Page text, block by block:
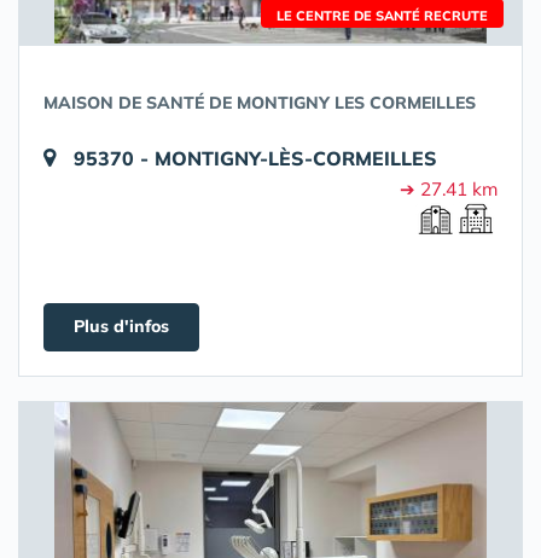
LE CENTRE DE SANTÉ RECRUTE
MAISON DE SANTÉ DE MONTIGNY LES CORMEILLES
95370 - MONTIGNY-LÈS-CORMEILLES
➔ 27.41 km
Plus d'infos